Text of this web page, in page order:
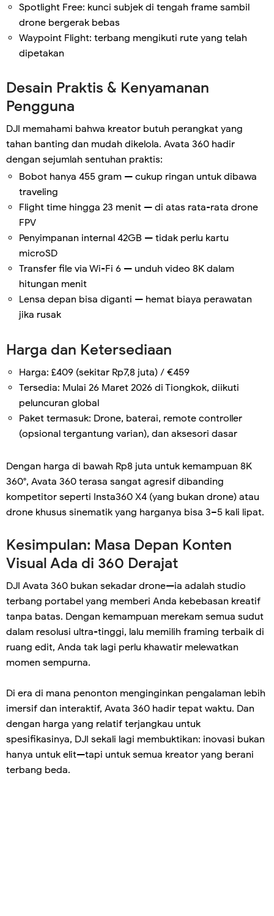
Spotlight Free: kunci subjek di tengah frame sambil
drone bergerak bebas
Waypoint Flight: terbang mengikuti rute yang telah
dipetakan
Desain Praktis & Kenyamanan
Pengguna
DJI memahami bahwa kreator butuh perangkat yang
tahan banting dan mudah dikelola. Avata 360 hadir
dengan sejumlah sentuhan praktis:
Bobot hanya 455 gram — cukup ringan untuk dibawa
traveling
Flight time hingga 23 menit — di atas rata-rata drone
FPV
Penyimpanan internal 42GB — tidak perlu kartu
microSD
Transfer file via Wi-Fi 6 — unduh video 8K dalam
hitungan menit
Lensa depan bisa diganti — hemat biaya perawatan
jika rusak
Harga dan Ketersediaan
Harga: £409 (sekitar Rp7,8 juta) / €459
Tersedia: Mulai 26 Maret 2026 di Tiongkok, diikuti
peluncuran global
Paket termasuk: Drone, baterai, remote controller
(opsional tergantung varian), dan aksesori dasar
Dengan harga di bawah Rp8 juta untuk kemampuan 8K
360°, Avata 360 terasa sangat agresif dibanding
kompetitor seperti Insta360 X4 (yang bukan drone) atau
drone khusus sinematik yang harganya bisa 3–5 kali lipat.
Kesimpulan: Masa Depan Konten
Visual Ada di 360 Derajat
DJI Avata 360 bukan sekadar drone—ia adalah studio
terbang portabel yang memberi Anda kebebasan kreatif
tanpa batas. Dengan kemampuan merekam semua sudut
dalam resolusi ultra-tinggi, lalu memilih framing terbaik di
ruang edit, Anda tak lagi perlu khawatir melewatkan
momen sempurna.
Di era di mana penonton menginginkan pengalaman lebih
imersif dan interaktif, Avata 360 hadir tepat waktu. Dan
dengan harga yang relatif terjangkau untuk
spesifikasinya, DJI sekali lagi membuktikan: inovasi bukan
hanya untuk elit—tapi untuk semua kreator yang berani
terbang beda.